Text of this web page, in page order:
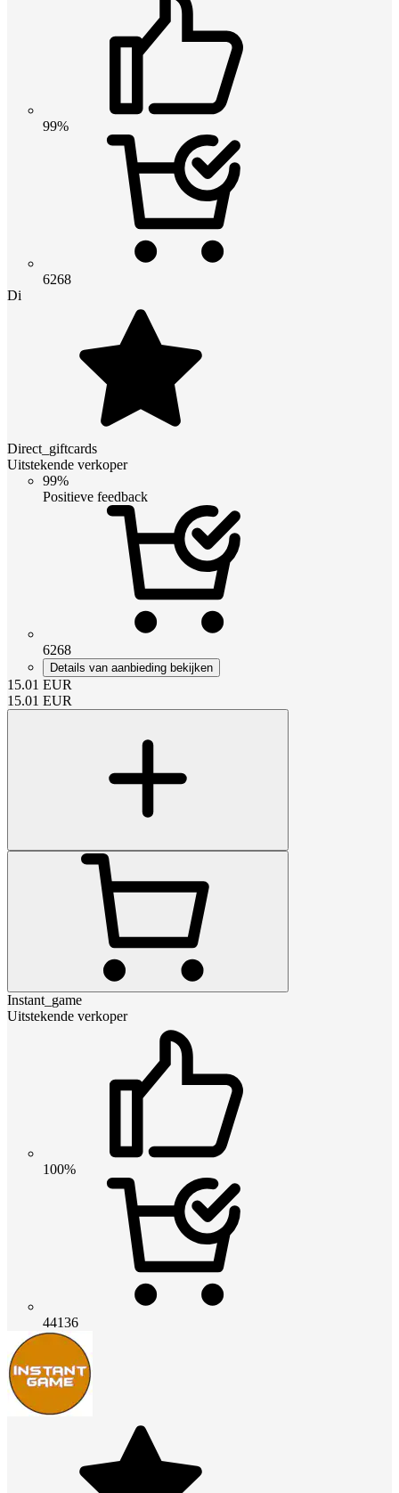
99%
6268
Di
Direct_giftcards
Uitstekende verkoper
99%
Positieve feedback
6268
Details van aanbieding bekijken
15.01 EUR
15.01 EUR
Instant_game
Uitstekende verkoper
100%
44136